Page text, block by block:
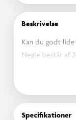
Beskrivelse
Kan du godt
Negle består af
Specifikationer